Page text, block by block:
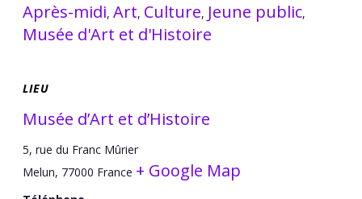
Après-midi,Art, Culture, Jeune public,
Musée d'Art et d'Histoire
LIEU
Musée d’Art et d’Histoire
5, rue du Franc Mûrier
Melun, 77000 France + Google Map